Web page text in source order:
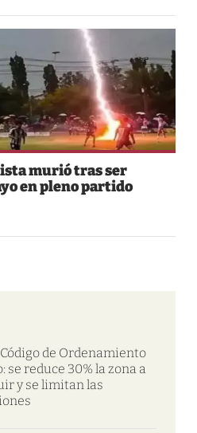
murió tras ser
en pleno partido
de Ordenamiento
se reduce 30% la zona a
y se limitan las